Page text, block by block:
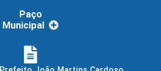
Paço
Municipal